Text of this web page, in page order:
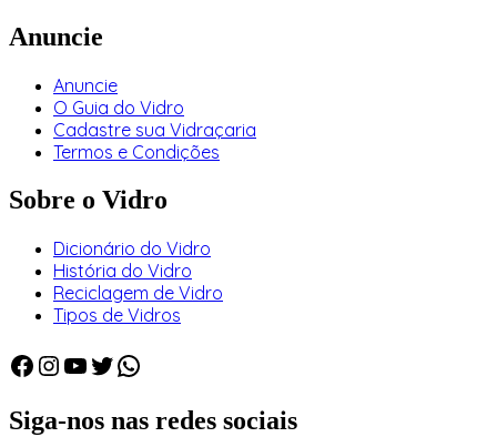
Anuncie
Anuncie
O Guia do Vidro
Cadastre sua Vidraçaria
Termos e Condições
Sobre o Vidro
Dicionário do Vidro
História do Vidro
Reciclagem de Vidro
Tipos de Vidros
Facebook
Instagram
Youtube
Twitter
WhatsApp
Siga-nos nas redes sociais